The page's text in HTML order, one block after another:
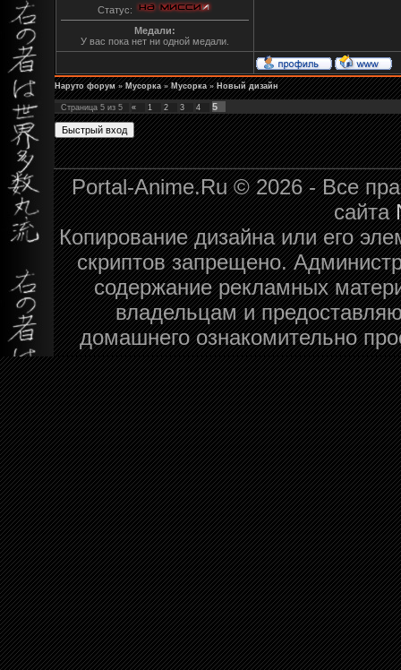
Статус:
Медали:
У вас пока нет ни одной медали.
Наруто форум » Мусорка » Мусорка » Новый дизайн
Страница 5 из 5 « 1 2 3 4 5
Portal-Anime.Ru © 2026 - Все
сайта
Копирование дизайна или его
скриптов запрещено.
содержание рекламных
владельцам и
домашнего ознакомительно